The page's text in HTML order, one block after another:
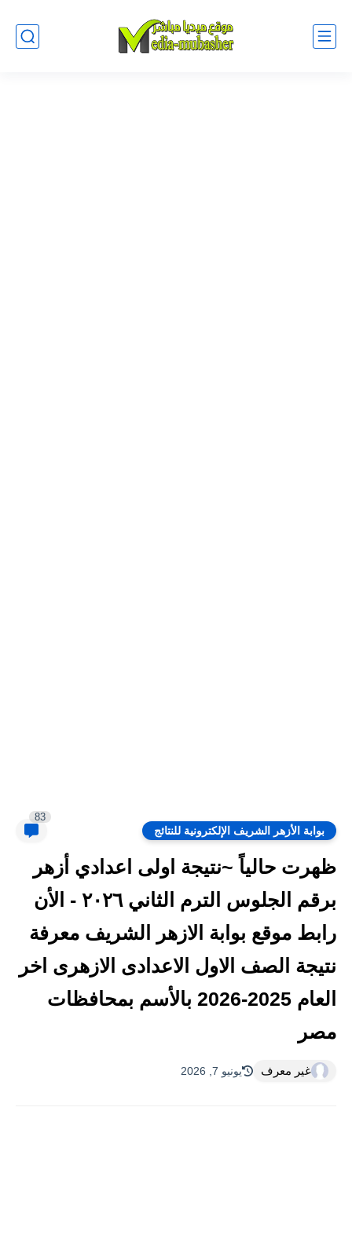
بوابة الأزهر الشريف الإلكترونية للنتائج
83
ظهرت حالياً ~نتيجة اولى اعدادي أزهر
برقم الجلوس الترم الثاني ٢٠٢٦ - الأن
رابط موقع بوابة الازهر الشريف معرفة
نتيجة الصف الاول الاعدادى الازهرى اخر
العام 2025-2026 بالأسم بمحافظات
مصر
غير معرف يونيو 7, 2026